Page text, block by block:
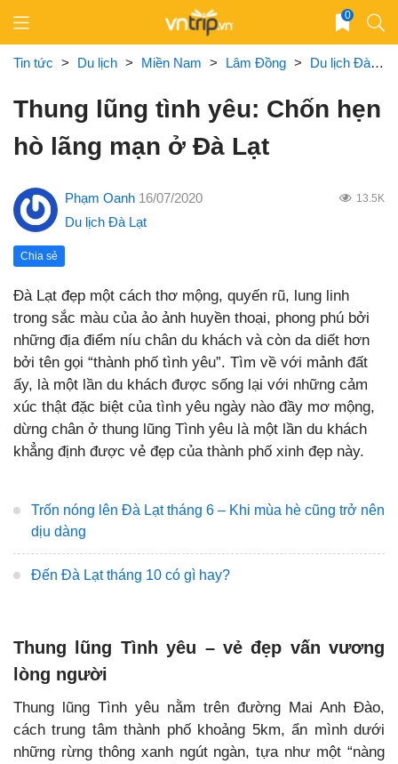
content
0
Tin tức > Du lịch > Miền Nam > Lâm Đồng > Du lịch Đà Lạt
Thung lũng tình yêu: Chốn hẹn
hò lãng mạn ở Đà Lạt
Phạm Oanh 16/07/2020 13.5K
Du lịch Đà Lạt
Chia sẻ
Đà Lạt đẹp một cách thơ mộng, quyến rũ, lung linh
trong sắc màu của ảo ảnh huyền thoại, phong phú bởi
những địa điểm níu chân du khách và còn da diết hơn
bởi tên gọi “thành phố tình yêu”. Tìm về với mảnh đất
ấy, là một lần du khách được sống lại với những cảm
xúc thật đặc biệt của tình yêu ngày nào đầy mơ mộng,
dừng chân ở thung lũng Tình yêu là một lần du khách
khẳng định được vẻ đẹp của thành phố xinh đẹp này.
Trốn nóng lên Đà Lạt tháng 6 – Khi mùa hè cũng trở nên
dịu dàng
Đến Đà Lạt tháng 10 có gì hay?
Thung lũng Tình yêu – vẻ đẹp vấn vương
lòng người
Thung lũng Tình yêu nằm trên đường Mai Anh Đào,
cách trung tâm thành phố khoảng 5km, ẩn mình dưới
những rừng thông xanh ngút ngàn, tựa như một “nàng